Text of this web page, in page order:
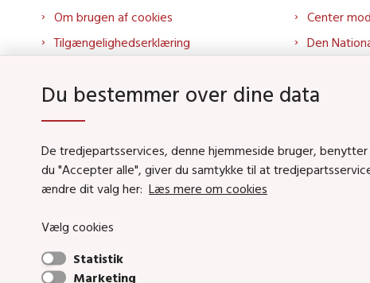
Om brugen af cookies
Tilgængelighedserklæring
Kontakt os
Whistleblowerordning
About us
Center
Den
Du bestemmer over dine data
De tredjepartsservices, denne hjemmeside bruger,
du "Accepter alle", giver du samtykke til at
ændre dit valg her: Læs mere om cookies
Vælg cookies
Statistik
Marketing